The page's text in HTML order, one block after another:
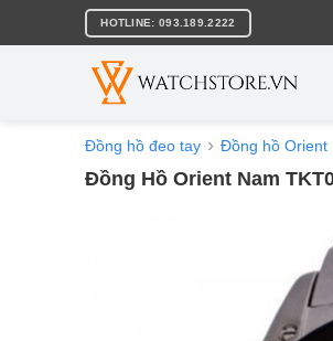
nội
HOTLINE: 093.189.2222
Đồng hồ đeo tay Đồng hồ Orient
Đồng Hồ Orient Nam